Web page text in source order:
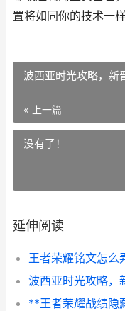
置将如同你的技术一
波西亚时光攻略，新
« 上一篇
没有了！
延伸阅读
波西亚时光攻略，
**王者荣耀战绩隐